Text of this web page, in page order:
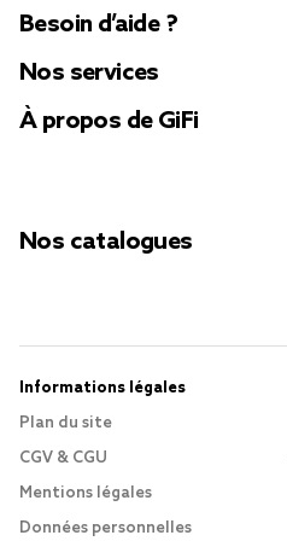
Besoin d’aide ?
Nos services
À propos de GiFi
Nos catalogues
Informations légales
Plan du site
CGV & CGU
Mentions légales
Données personnelles